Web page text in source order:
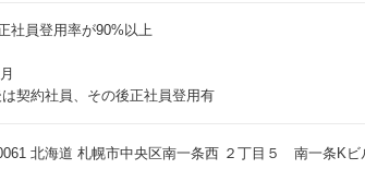
社員登用率が90%以上
契約社員、その後正社員登用有
北海道 札幌市中央区南一条西 ２丁目５ 南一条Kビ